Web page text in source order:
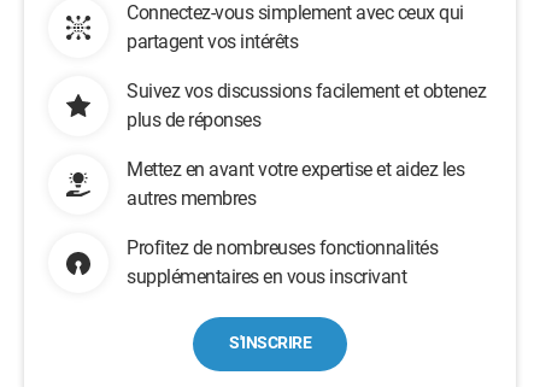
Connectez-vous simplement avec ceux qui
partagent vos intérêts
Suivez vos discussions facilement et obtenez
plus de réponses
Mettez en avant votre expertise et aidez les
autres membres
Profitez de nombreuses fonctionnalités
supplémentaires en vous inscrivant
S'INSCRIRE